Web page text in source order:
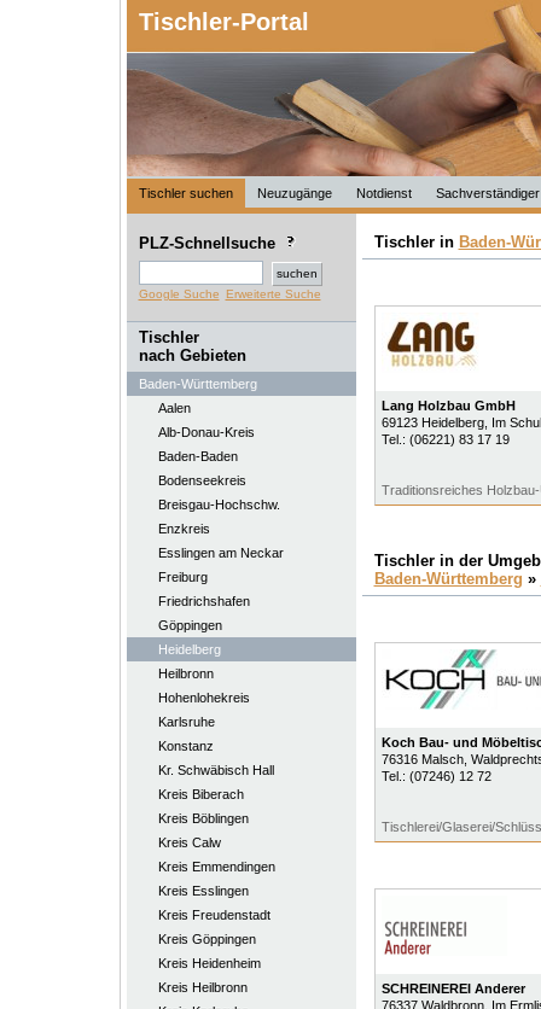
Tischler-Portal
Tischler suchen Neuzugänge Notdienst Sachverständiger
PLZ-Schnellsuche
Google Suche Erweiterte Suche
Tischler
nach Gebieten
Baden-Württemberg
Aalen
Alb-Donau-Kreis
Baden-Baden
Bodenseekreis
Breisgau-Hochschw.
Enzkreis
Esslingen am Neckar
Freiburg
Friedrichshafen
Göppingen
Heidelberg
Heilbronn
Hohenlohekreis
Karlsruhe
Konstanz
Kr. Schwäbisch Hall
Kreis Biberach
Kreis Böblingen
Kreis Calw
Kreis Emmendingen
Kreis Esslingen
Kreis Freudenstadt
Kreis Göppingen
Kreis Heidenheim
Kreis Heilbronn
Tischler in Baden-
Lang Holzbau GmbH
69123 Heidelberg, Im
Tel.: (06221) 83 17 19
Traditionsreiches
Tischler in der
Baden-Württemberg »
Koch Bau- und
76316 Malsch,
Tel.: (07246) 12 72
Tischlerei/Glaserei/
SCHREINEREI Anderer
76337 Waldbronn, Im